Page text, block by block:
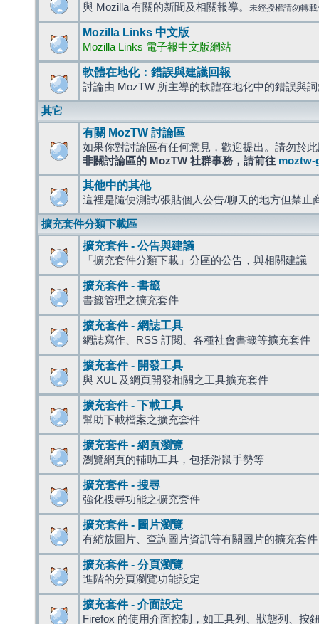
與 Mozilla 有關的新聞及相關報導。 未經授權請勿轉
Mozilla Links 中文版
Mozilla Links 電子報中文版網站
軟體在地化：錯誤與建議回報
討論由 MozTW 所主導的軟體在地化中的錯誤與
其它
有關 MozTW 討論區
如果你對討論區有任何意見，歡迎提出。請勿於
非關討論區的 MozTW 社群事務，請前往 moztw-
其他中的其他
這裡是隨便測試/張貼個人公告/聊天的地方但禁止
擴充套件分類下載區
擴充套件 - 公告與建議
「擴充套件分類下載」分區的公告，與相關建議
擴充套件 - 書籤
書籤管理之擴充套件
擴充套件 - 網誌工具
網誌寫作、RSS 訂閱、各種社會書籤等擴充套件
擴充套件 - 開發工具
與 XUL 及網頁開發相關之工具擴充套件
擴充套件 - 下載工具
幫助下載檔案之擴充套件
擴充套件 - 網頁瀏覽
瀏覽網頁的輔助工具，包括滑鼠手勢等
擴充套件 - 搜尋
強化搜尋功能之擴充套件
擴充套件 - 圖片瀏覽
有縮放圖片、查詢圖片資訊等有關圖片的擴充套件
擴充套件 - 分頁瀏覽
進階的分頁瀏覽功能設定
擴充套件 - 介面設定
Firefox 的使用介面控制，如工具列、狀態列、按